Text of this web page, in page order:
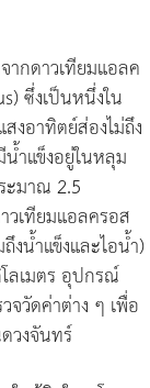
กดาวเทียมแอลค
ซึ่งเป็นหนึ่งใน
งอาทิตย์ส่องไม่ถึง
ำแข็งอยู่ในหลุม
ะมาณ 2.5
เทียมแอลครอส
งน้ำแข็งและไอน้ำ)
ลเมตร อุปกรณ์
วัดค่าต่าง ๆ เพื่อ
วงจันทร์